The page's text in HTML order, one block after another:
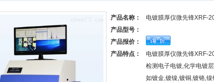
产品名称：
电镀膜厚仪微先锋XRF-
产品型号：
产品报价：
产品特点：
电镀膜厚仪微先锋XRF-
检测电子电镀,化学电镀
如镀金,镀镍,镀铜,镀铬,